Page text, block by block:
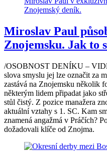
Miroslav Paul
Znojemsku. Jak to
/OSOBNOST DENÍKU –
slova smyslu jej lze označit za
zastává na Znojemsku několik
některým lidem připadat jako
stůl čistý. Z pozice manažera
aktuální vztahy s 1. SC. Kam
znamená angažmá v Práčích?
dožadovali klíče od Znojma.